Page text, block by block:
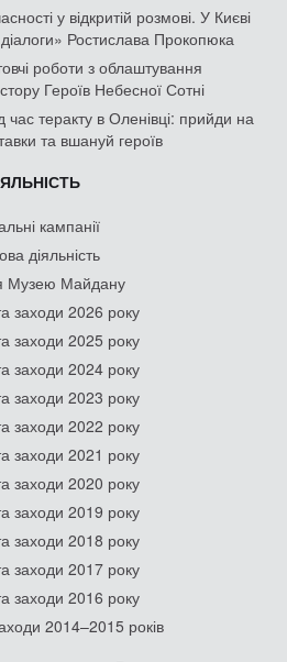
у відкритій розмові. У Києві
діалоги» Ростислава Прокопюка
роботи з облаштування
Героїв Небесної Сотні
час теракту в Оленівці: прийди на
та вшануй героїв
кампанії
діяльність
Музею Майдану
заходи 2026 року
заходи 2025 року
заходи 2024 року
заходи 2023 року
заходи 2022 року
заходи 2021 року
заходи 2020 року
заходи 2019 року
заходи 2018 року
заходи 2017 року
заходи 2016 року
2014–2015 років